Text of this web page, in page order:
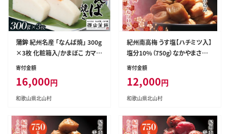
蒲鉾 紀州名産 「なんば焼」 300g
×3枚 化粧箱入/かまぼこ カマボ
コ 練物 ギフト 贈り物 初節句 内
日 お中元 敬老の日 おつまみ 惣
菜【nym101】
寄付金額
16,000円
和歌山県北山村
紀州南高梅 うす塩【ハチミツ入】
塩分10%（750g）なかやまさんち
の梅干 うめ ウメ 梅干し【nky00
寄付金額
12,000円
和歌山県北山村